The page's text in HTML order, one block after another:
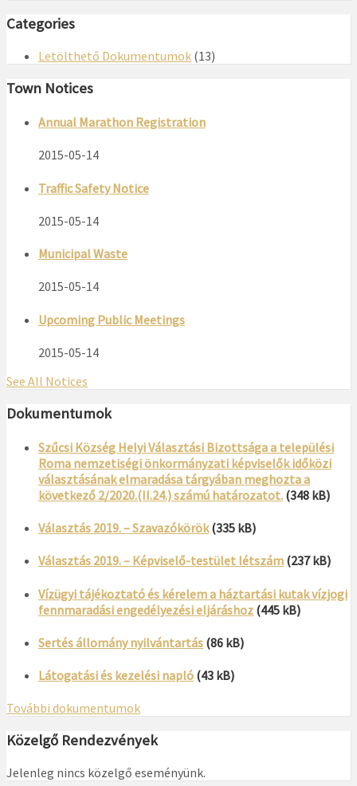
Categories
Letölthető Dokumentumok (13)
Town Notices
Annual Marathon Registration
2015-05-14
Traffic Safety Notice
2015-05-14
Municipal Waste
2015-05-14
Upcoming Public Meetings
2015-05-14
See All Notices
Dokumentumok
Szűcsi Község Helyi Választási Bizottsága a települési
Roma nemzetiségi önkormányzati képviselők időközi
választásának elmaradása tárgyában meghozta a
következő 2/2020.(II.24.) számú határozatot. (348 kB)
Választás 2019. – Szavazókörök (335 kB)
Választás 2019. – Képviselő-testület létszám (237 kB)
Vízügyi tájékoztató és kérelem a háztartási kutak vízjogi
fennmaradási engedélyezési eljáráshoz (445 kB)
Sertés állomány nyilvántartás (86 kB)
Látogatási és kezelési napló (43 kB)
További dokumentumok
Közelgő Rendezvények
Jelenleg nincs közelgő eseményünk.